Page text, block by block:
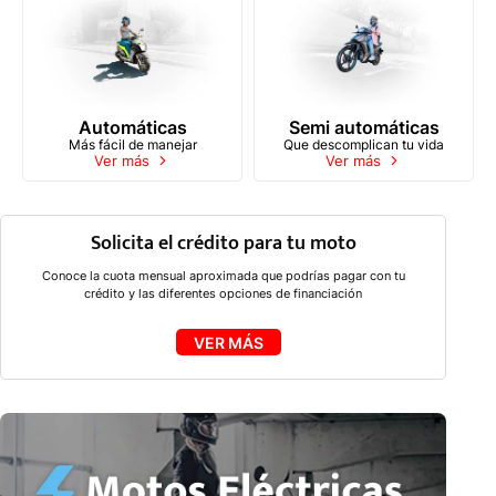
Automáticas
Más fácil de manejar
Ver más
Semi automáticas
Que descomplican tu vida
Ver más
Solicita el crédito para tu moto
Conoce la cuota mensual aproximada que podrías pagar con tu
crédito y las diferentes opciones de financiación
VER MÁS